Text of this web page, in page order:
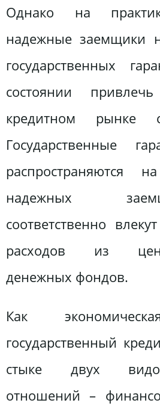
Однако на
надежные заемщики
государственных
состоянии
кредитном рынке
Государственные
распространяются
надежных
соответственно
расходов из
денежных фондов.
Как
государственный
стыке двух
отношений –